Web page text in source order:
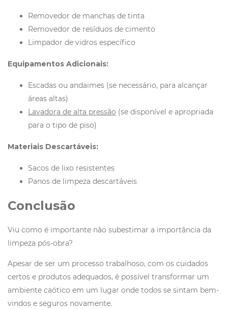
Removedor de manchas de tinta
Removedor de resíduos de cimento
Limpador de vidros específico
Equipamentos Adicionais:
Escadas ou andaimes (se necessário, para alcançar
áreas altas)
Lavadora de alta pressão (se disponível e apropriada
para o tipo de piso)
Materiais Descartáveis:
Sacos de lixo resistentes
Panos de limpeza descartáveis
Conclusão
Viu como é importante não subestimar a importância da
limpeza pós-obra?
Apesar de ser um processo trabalhoso, com os cuidados
certos e produtos adequados, é possível transformar um
ambiente caótico em um lugar onde todos se sintam bem-
vindos e seguros novamente.